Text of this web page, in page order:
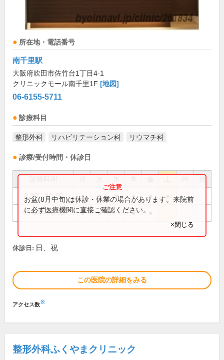
所在地・電話番号
南千里駅
大阪府吹田市佐竹台1丁目4-1
クリニックモール南千里1F [地図]
06-6155-5711
診療科目
整形外科 リハビリテーション科 リウマチ科
診療/受付時間・休診日
祝
8:30～12:30 ● ● ● ● ●
15:30～18:30 ● ● ●
お盆(8月中旬)は休診・休業の場合があります。来院前
に必ず医療機関に直接ご確認ください。
×閉じる
休診日: 日、祝
この医院の詳細をみる
アクセス数※
整形外科ふくやまクリニック